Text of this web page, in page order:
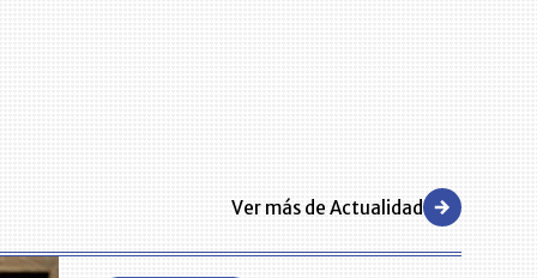
Ver más de Actualidad